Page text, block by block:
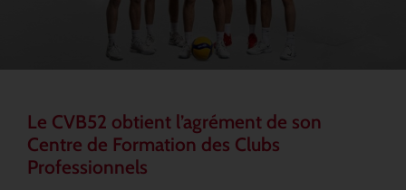
Le CVB52 obtient l’agrément de son
Centre de Formation des Clubs
Professionnels